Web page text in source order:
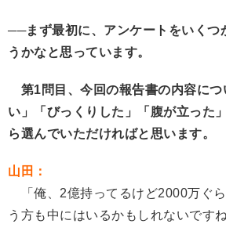
──まず最初に、アンケートをいくつ
うかなと思っています。
第1問目、今回の報告書の内容につ
い」「びっくりした」「 腹が立った
ら選んでいただければと思います。
山田：
「俺、2億持ってるけど2000万ぐ
う方も中にはいるかもしれないですね